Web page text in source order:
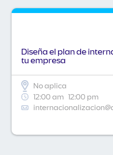
Diseña el plan de
tu empresa
No aplica
12:00 am 12:00 pm